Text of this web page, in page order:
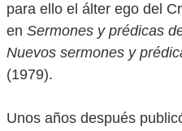
para ello el álter ego del
en Sermones y prédicas
Nuevos sermones y
(1979).
Unos años después